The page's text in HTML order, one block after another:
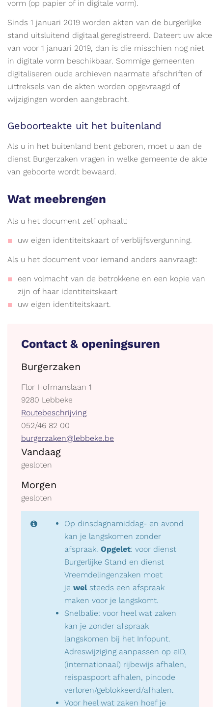
vorm (op papier of in digitale vorm).
Sinds 1 januari 2019 worden akten van de burgerlijke
stand uitsluitend digitaal geregistreerd. Dateert uw akte
van voor 1 januari 2019, dan is die misschien nog niet
in digitale vorm beschikbaar. Sommige gemeenten
digitaliseren oude archieven naarmate afschriften of
uittreksels van de akten worden opgevraagd of
wijzigingen worden aangebracht.
Geboorteakte uit het buitenland
Als u in het buitenland bent geboren, moet u aan de
dienst Burgerzaken vragen in welke gemeente de akte
van geboorte wordt bewaard.
Wat meebrengen
Als u het document zelf ophaalt:
uw eigen identiteitskaart of verblijfsvergunning.
Als u het document voor iemand anders aanvraagt:
een volmacht van de betrokkene en een kopie van
zijn of haar identiteitskaart
uw eigen identiteitskaart.
Contact & openingsuren
Burgerzaken
Adres
Flor Hofmanslaan 1
,
9280 Lebbeke
Stratenplan
Routebeschrijving
tel.
052/46 82 00
E-
mail
burgerzaken@lebbeke.be
Openingsuren
Vandaag
gesloten
Morgen
gesloten
Op dinsdagnamiddag- en avond
kan je langskomen zonder
afspraak. Opgelet: voor dienst
Burgerlijke Stand en dienst
Vreemdelingenzaken moet
je wel steeds een afspraak
maken voor je langskomt.
Snelbalie: voor heel wat zaken
kan je zonder afspraak
langskomen bij het Infopunt.
Adreswijziging aanpassen op eID,
(internationaal) rijbewijs afhalen,
reispaspoort afhalen, pincode
verloren/geblokkeerd/afhalen.
Voor heel wat zaken hoef je